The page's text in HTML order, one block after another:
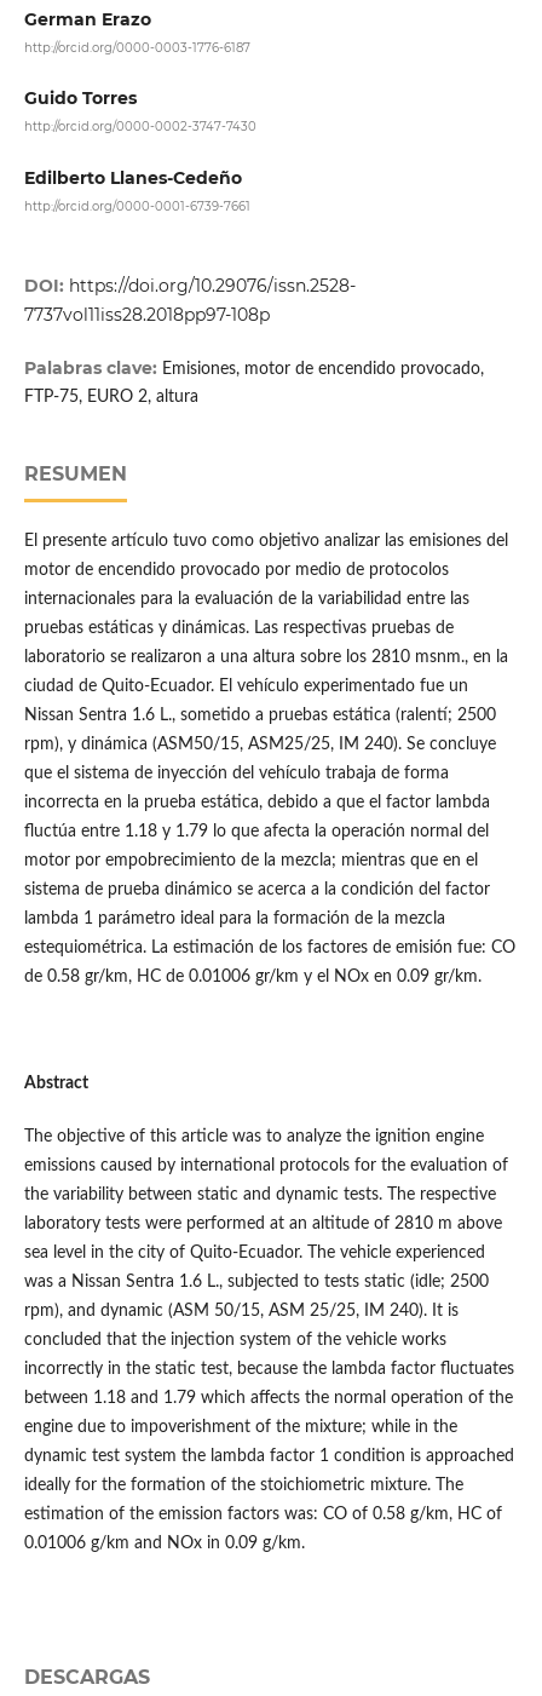
German Erazo
http://orcid.org/0000-0003-1776-6187
Guido Torres
http://orcid.org/0000-0002-3747-7430
Edilberto Llanes-Cedeño
http://orcid.org/0000-0001-6739-7661
DOI: https://doi.org/10.29076/issn.2528-
7737vol11iss28.2018pp97-108p
Palabras clave: Emisiones, motor de encendido provocado,
FTP-75, EURO 2, altura
RESUMEN
El presente artículo tuvo como objetivo analizar las emisiones del
motor de encendido provocado por medio de protocolos
internacionales para la evaluación de la variabilidad entre las
pruebas estáticas y dinámicas. Las respectivas pruebas de
laboratorio se realizaron a una altura sobre los 2810 msnm., en la
ciudad de Quito-Ecuador. El vehículo experimentado fue un
Nissan Sentra 1.6 L., sometido a pruebas estática (ralentí; 2500
rpm), y dinámica (ASM50/15, ASM25/25, IM 240). Se concluye
que el sistema de inyección del vehículo trabaja de forma
incorrecta en la prueba estática, debido a que el factor lambda
fluctúa entre 1.18 y 1.79 lo que afecta la operación normal del
motor por empobrecimiento de la mezcla; mientras que en el
sistema de prueba dinámico se acerca a la condición del factor
lambda 1 parámetro ideal para la formación de la mezcla
estequiométrica. La estimación de los factores de emisión fue: CO
de 0.58 gr/km, HC de 0.01006 gr/km y el NOx en 0.09 gr/km.
Abstract
The objective of this article was to analyze the ignition engine
emissions caused by international protocols for the evaluation of
the variability between static and dynamic tests. The respective
laboratory tests were performed at an altitude of 2810 m above
sea level in the city of Quito-Ecuador. The vehicle experienced
was a Nissan Sentra 1.6 L., subjected to tests static (idle; 2500
rpm), and dynamic (ASM 50/15, ASM 25/25, IM 240). It is
concluded that the injection system of the vehicle works
incorrectly in the static test, because the lambda factor fluctuates
between 1.18 and 1.79 which affects the normal operation of the
engine due to impoverishment of the mixture; while in the
dynamic test system the lambda factor 1 condition is approached
ideally for the formation of the stoichiometric mixture. The
estimation of the emission factors was: CO of 0.58 g/km, HC of
0.01006 g/km and NOx in 0.09 g/km.
DESCARGAS